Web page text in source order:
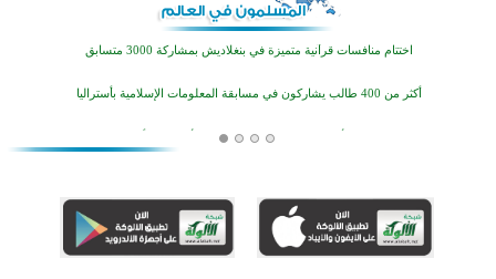
تيسليتش تختتم برنامجا تعليميا لتعزيز القيم وبناء الشخصية للشباب المسلمين
اختتام منافسات قرآنية متميزة في بنغلاديش بمشاركة 3000 متسابق
أكثر من 400 طالب يشاركون في مسابقة المعلومات الإسلامية بأستراليا
افتتاح تاريخي لأول مسجد في بلييفليا بالجبل الأسود منذ أكثر من قرن
أكبر مشروع إسلامي في ريف أستراليا يفتتح أبوابه بعد سنوات من العمل والعطاء